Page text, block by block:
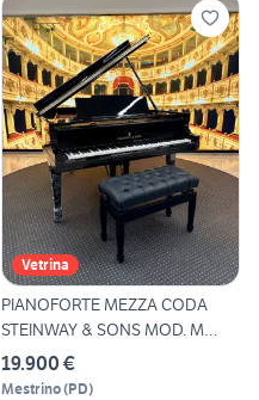
Vetrina
PIANOFORTE MEZZA CODA
STEINWAY & SONS MOD. M
NERO
19.900 €
Mestrino(PD)